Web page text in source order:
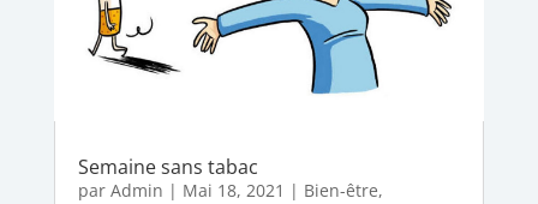
Semaine sans tabac
par Admin | Mai 18, 2021 | Bien-être,